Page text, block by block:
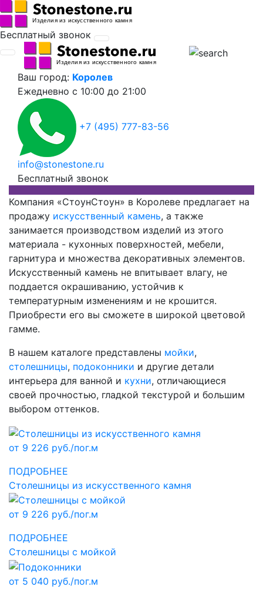
Бесплатный звонок
Ваш город: Королев
Ежедневно с 10:00 до 21:00
+7 (495) 777-83-56
info@stonestone.ru
Бесплатный звонок
Компания «СтоунСтоун» в Королеве предлагает на
продажу искусственный камень, а также
занимается производством изделий из этого
материала - кухонных поверхностей, мебели,
гарнитура и множества декоративных элементов.
Искусственный камень не впитывает влагу, не
поддается окрашиванию, устойчив к
температурным изменениям и не крошится.
Приобрести его вы сможете в широкой цветовой
гамме.
В нашем каталоге представлены мойки,
столешницы, подоконники и другие детали
интерьера для ванной и кухни, отличающиеся
своей прочностью, гладкой текстурой и большим
выбором оттенков.
от 9 226 руб./пог.м
ПОДРОБНЕЕ
Столешницы из искусственного камня
от 9 226 руб./пог.м
ПОДРОБНЕЕ
Столешницы с мойкой
от 5 040 руб./пог.м